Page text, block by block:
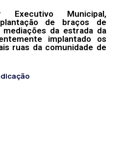
Municipal,
de braços de
da estrada da
implantado os
ruas da comunidade de